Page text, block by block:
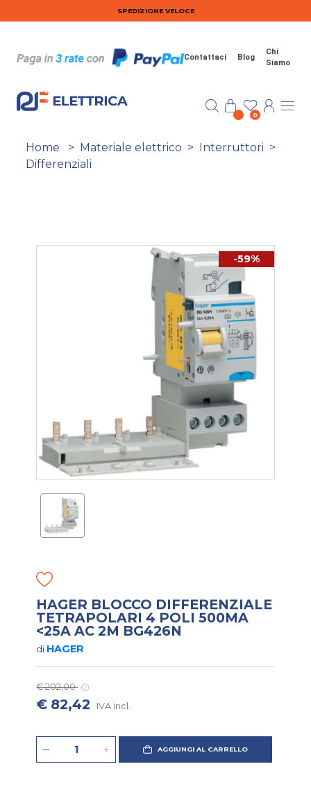
Salta al contenuto principaleSPEDIZIONE VELOCE
Contattaci Blog
Chi
Siamo
0
Home > Materiale elettrico > Interruttori >
Differenziali
-59%
HAGER BLOCCO DIFFERENZIALE
TETRAPOLARI 4 POLI 500MA
<25A AC 2M BG426N
di HAGER
€ 202,00
€ 82,42 IVA incl.
AGGIUNGI AL CARRELLO